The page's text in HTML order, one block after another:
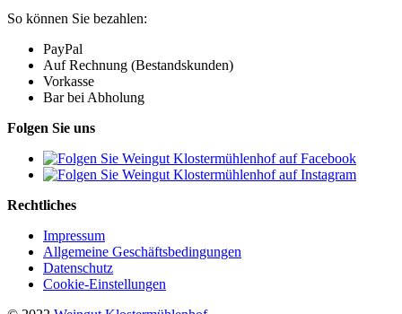
So können Sie bezahlen:
PayPal
Auf Rechnung (Bestandskunden)
Vorkasse
Bar bei Abholung
Folgen Sie uns
Rechtliches
Impressum
Allgemeine Geschäftsbedingungen
Datenschutz
Cookie-Einstellungen